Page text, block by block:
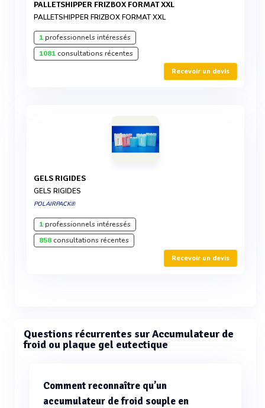
PALLETSHIPPER FRIZBOX FORMAT XXL
PALLETSHIPPER FRIZBOX FORMAT XXL
1professionnels intéressés
1081consultations récentes
Recevoir un devis
GELS RIGIDES
GELS RIGIDES
POLAIRPACK®
1professionnels intéressés
858consultations récentes
Recevoir un devis
Questions récurrentes sur Accumulateur de
froid ou plaque gel eutectique
Comment reconnaître qu’un
accumulateur de froid souple en